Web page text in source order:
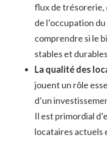
⁣flux​ de trésorerie,
de l’occupation
comprendre si le
stables et
La qualité des
jouent un rôle
d’un
Il est primordial⁢
locataires actuels